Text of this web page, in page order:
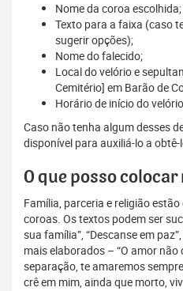
Nome da coroa escolhida;
Texto para a faixa (caso
sugerir opções);
Nome do falecido;
Local do velório e
Cemitério] em Barão de
Horário de início do
Caso não tenha algum desses
disponível para auxiliá-lo a obtê-
O que posso colocar
Família, parceria e religião
coroas. Os textos podem ser
sua família”, “Descanse em
mais elaborados – “O amor não
separação, te amaremos
crê em mim, ainda que morto,